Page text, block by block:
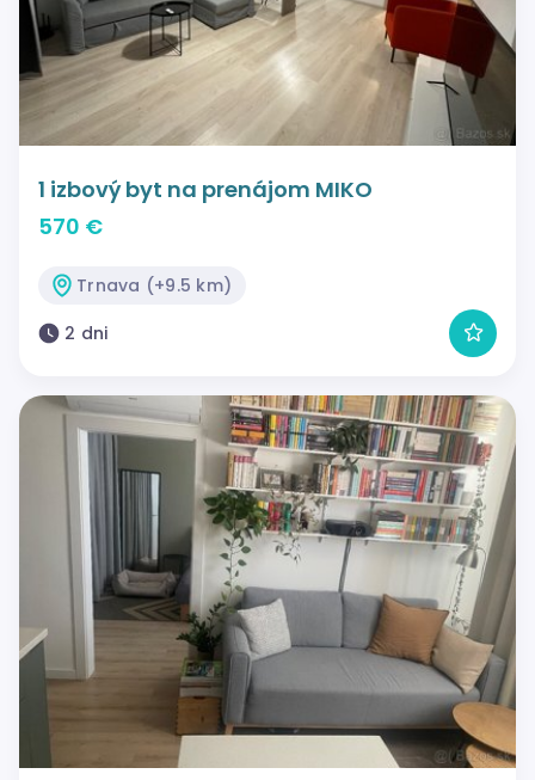
1 izbový byt na prenájom MIKO
570 €
Trnava (+9.5 km)
2 dni